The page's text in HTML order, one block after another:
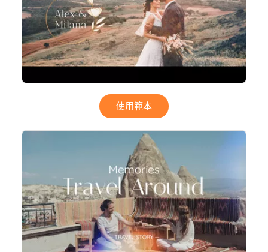
使用範本